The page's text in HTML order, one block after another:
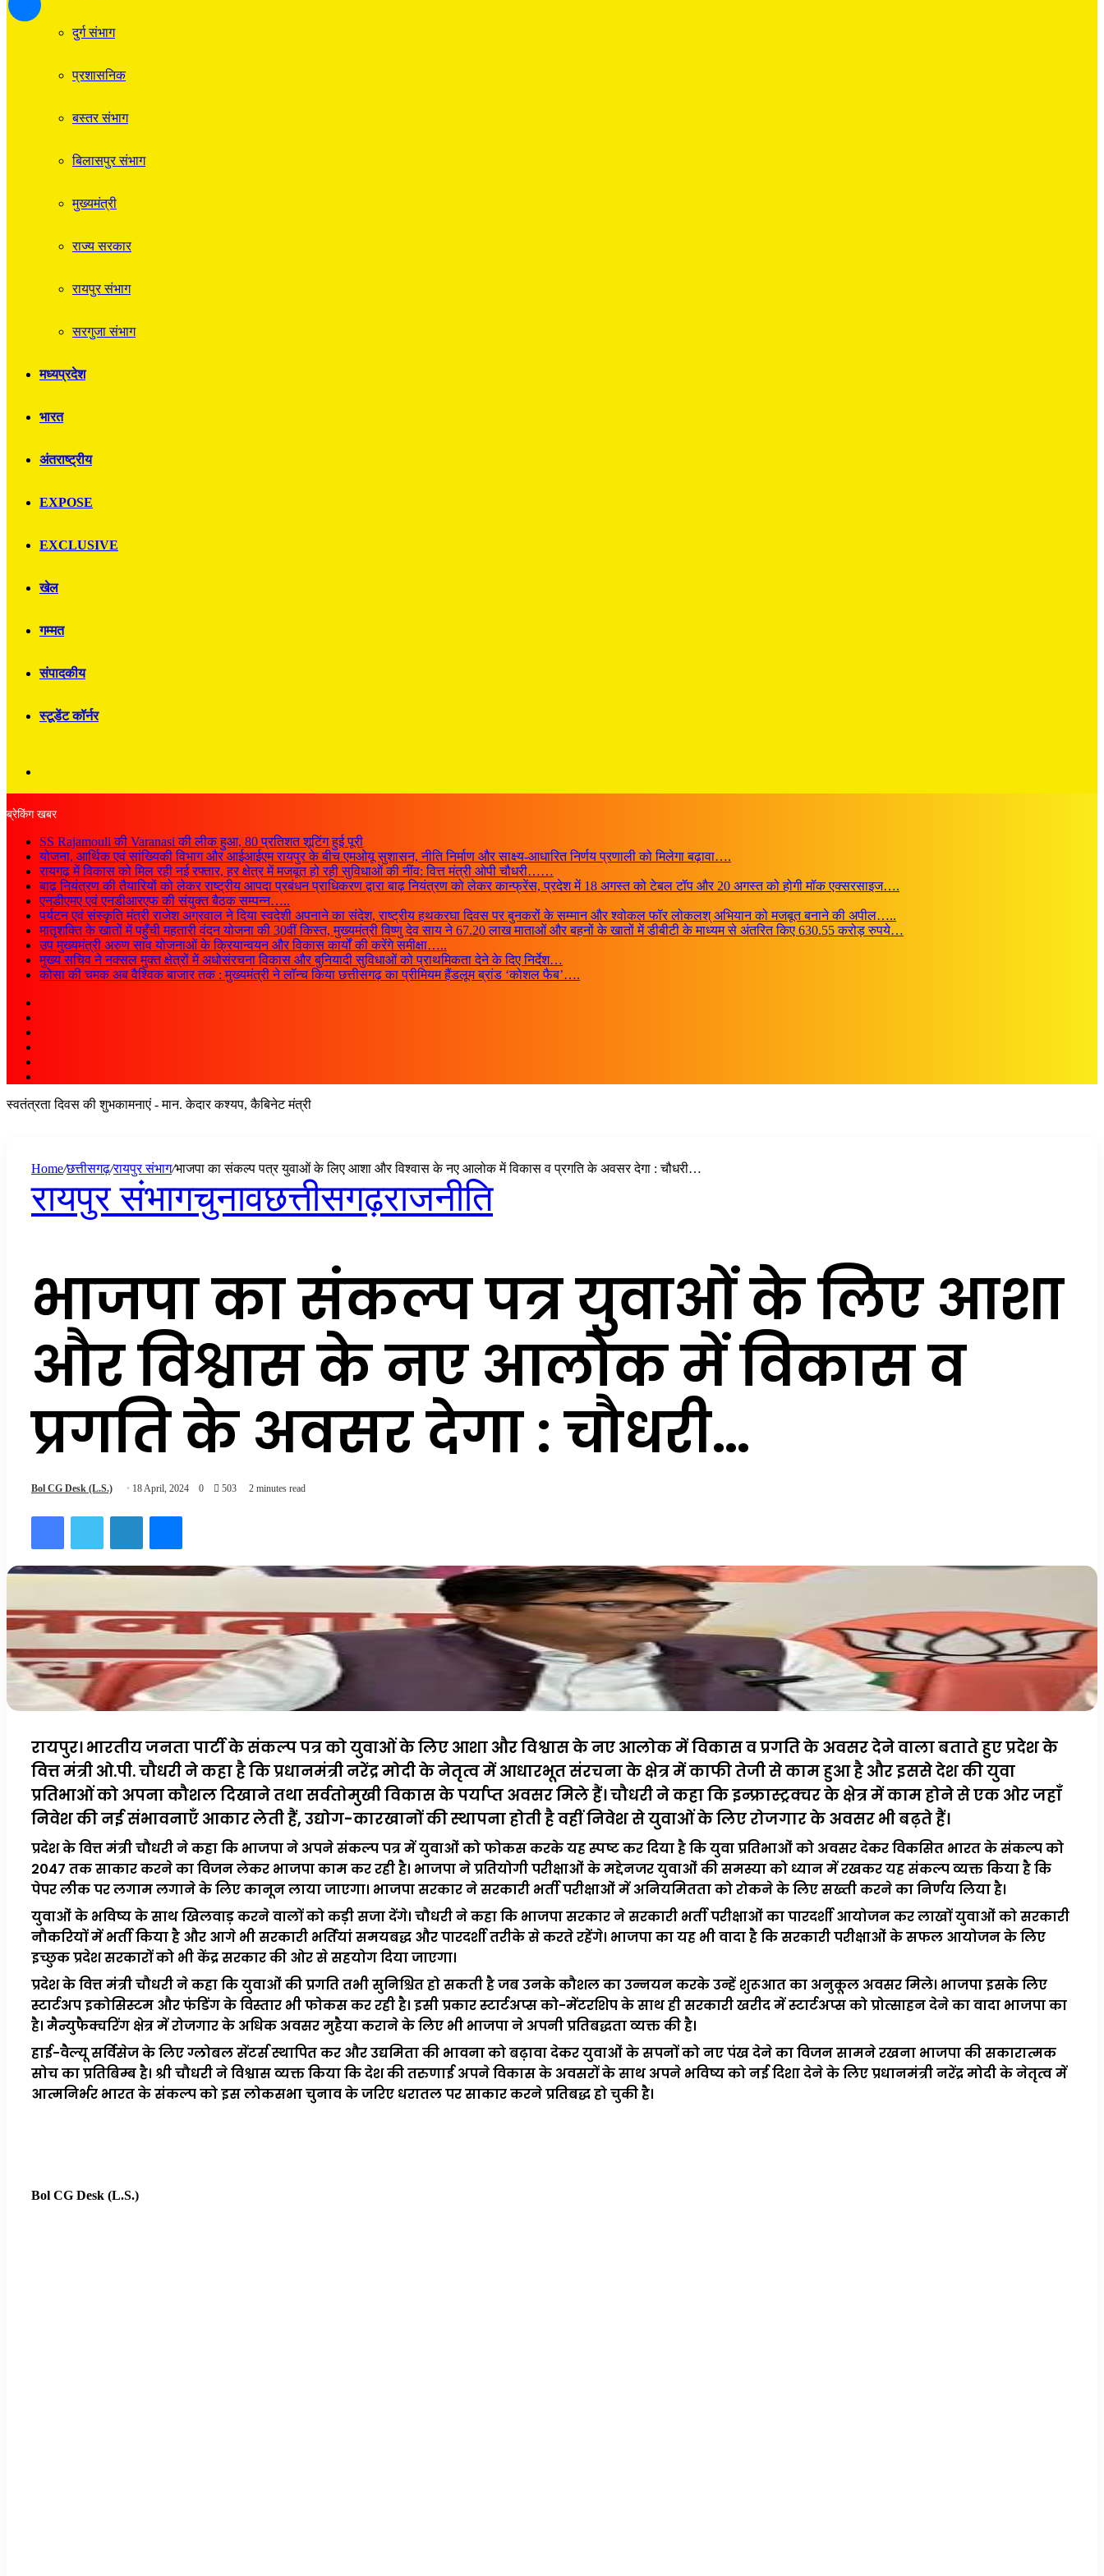
दुर्ग संभाग
प्रशासनिक
बस्तर संभाग
बिलासपुर संभाग
मुख्यमंत्री
राज्य सरकार
रायपुर संभाग
सरगुजा संभाग
मध्यप्रदेश
भारत
अंतराष्ट्रीय
EXPOSE
EXCLUSIVE
खेल
गम्मत
संपादकीय
स्टूडेंट कॉर्नर
for
ब्रेकिंग खबर
SS Rajamouli की Varanasi की लीक हुआ, 80 प्रतिशत शूटिंग हुई पूरी
योजना, आर्थिक एवं सांख्यिकी विभाग और आईआईएम रायपुर के बीच एमओयू सुशासन, नीति निर्माण और साक्ष्य-आधारित निर्णय प्रणाली को मिलेगा बढ़ावा….
रायगढ़ में विकास को मिल रही नई रफ्तार, हर क्षेत्र में मजबूत हो रही सुविधाओं की नींव: वित्त मंत्री ओपी चौधरी……
बाढ़ नियंत्रण की तैयारियों को लेकर राष्ट्रीय आपदा प्रबंधन प्राधिकरण द्वारा बाढ़ नियंत्रण को लेकर कान्फ्रेंस, प्रदेश में 18 अगस्त को टेबल टॉप और 20 अगस्त को होगी मॉक एक्सरसाइज….
एनडीएमए एवं एनडीआरएफ की संयुक्त बैठक सम्पन्न…..
पर्यटन एवं संस्कृति मंत्री राजेश अग्रवाल ने दिया स्वदेशी अपनाने का संदेश, राष्ट्रीय हथकरघा दिवस पर बुनकरों के सम्मान और श्वोकल फॉर लोकलश् अभियान को मजबूत बनाने की अपील…..
मातृशक्ति के खातों में पहुँची महतारी वंदन योजना की 30वीं किस्त, मुख्यमंत्री विष्णु देव साय ने 67.20 लाख माताओं और बहनों के खातों में डीबीटी के माध्यम से अंतरित किए 630.55 करोड़ रुपये…
उप मुख्यमंत्री अरुण साव योजनाओं के क्रियान्वयन और विकास कार्यों की करेंगे समीक्षा…..
मुख्य सचिव ने नक्सल मुक्त क्षेत्रों में अधोसंरचना विकास और बुनियादी सुविधाओं को प्राथमिकता देने के दिए निर्देश…
कोसा की चमक अब वैश्विक बाजार तक : मुख्यमंत्री ने लॉन्च किया छत्तीसगढ़ का प्रीमियम हैंडलूम ब्रांड ‘कोशल फैब’….
स्वतंत्रता दिवस की शुभकामनाएं - मान. केदार कश्यप, कैबिनेट मंत्री
Home/छत्तीसगढ़/रायपुर संभाग/भाजपा का संकल्प पत्र युवाओं के लिए आशा और विश्वास के नए आलोक में विकास व प्रगति के अवसर देगा : चौधरी…
रायपुर संभागचुनावछत्तीसगढ़राजनीति
भाजपा का संकल्प पत्र युवाओं के लिए आशा
और विश्वास के नए आलोक में विकास व
प्रगति के अवसर देगा : चौधरी…
Bol CG Desk (L.S.) 18 April, 2024 0 503 2 minutes read
FacebookTwitterLinkedInMessenger
रायपुर। भारतीय जनता पार्टी के संकल्प पत्र को युवाओं के लिए आशा और विश्वास के नए आलोक में विकास व प्रगति के अवसर देने वाला बताते हुए प्रदेश के
वित्त मंत्री ओ.पी. चौधरी ने कहा है कि प्रधानमंत्री नरेंद्र मोदी के नेतृत्व में आधारभूत संरचना के क्षेत्र में काफी तेजी से काम हुआ है और इससे देश की युवा
प्रतिभाओं को अपना कौशल दिखाने तथा सर्वतोमुखी विकास के पर्याप्त अवसर मिले हैं। चौधरी ने कहा कि इन्फ्रास्ट्रक्चर के क्षेत्र में काम होने से एक ओर जहाँ
निवेश की नई संभावनाएँ आकार लेती हैं, उद्योग-कारखानों की स्थापना होती है वहीं निवेश से युवाओं के लिए रोजगार के अवसर भी बढ़ते हैं।
प्रदेश के वित्त मंत्री चौधरी ने कहा कि भाजपा ने अपने संकल्प पत्र में युवाओं को फोकस करके यह स्पष्ट कर दिया है कि युवा प्रतिभाओं को अवसर देकर विकसित भारत के संकल्प को
2047 तक साकार करने का विजन लेकर भाजपा काम कर रही है। भाजपा ने प्रतियोगी परीक्षाओं के मद्देनजर युवाओं की समस्या को ध्यान में रखकर यह संकल्प व्यक्त किया है कि
पेपर लीक पर लगाम लगाने के लिए कानून लाया जाएगा। भाजपा सरकार ने सरकारी भर्ती परीक्षाओं में अनियमितता को रोकने के लिए सख्ती करने का निर्णय लिया है।
युवाओं के भविष्य के साथ खिलवाड़ करने वालों को कड़ी सजा देंगे। चौधरी ने कहा कि भाजपा सरकार ने सरकारी भर्ती परीक्षाओं का पारदर्शी आयोजन कर लाखों युवाओं को सरकारी
नौकरियों में भर्ती किया है और आगे भी सरकारी भर्तियां समयबद्ध और पारदर्शी तरीके से करते रहेंगे। भाजपा का यह भी वादा है कि सरकारी परीक्षाओं के सफल आयोजन के लिए
इच्छुक प्रदेश सरकारों को भी केंद्र सरकार की ओर से सहयोग दिया जाएगा।
प्रदेश के वित्त मंत्री चौधरी ने कहा कि युवाओं की प्रगति तभी सुनिश्चित हो सकती है जब उनके कौशल का उन्नयन करके उन्हें शुरूआत का अनुकूल अवसर मिले। भाजपा इसके लिए
स्टार्टअप इकोसिस्टम और फंडिंग के विस्तार भी फोकस कर रही है। इसी प्रकार स्टार्टअप्स को-मेंटरशिप के साथ ही सरकारी खरीद में स्टार्टअप्स को प्रोत्साहन देने का वादा भाजपा का
है। मैन्युफैक्चरिंग क्षेत्र में रोजगार के अधिक अवसर मुहैया कराने के लिए भी भाजपा ने अपनी प्रतिबद्धता व्यक्त की है।
हाई-वैल्यू सर्विसेज के लिए ग्लोबल सेंटर्स स्थापित कर और उद्यमिता की भावना को बढ़ावा देकर युवाओं के सपनों को नए पंख देने का विजन सामने रखना भाजपा की सकारात्मक
सोच का प्रतिबिम्ब है। श्री चौधरी ने विश्वास व्यक्त किया कि देश की तरुणाई अपने विकास के अवसरों के साथ अपने भविष्य को नई दिशा देने के लिए प्रधानमंत्री नरेंद्र मोदी के नेतृत्व में
आत्मनिर्भर भारत के संकल्प को इस लोकसभा चुनाव के जरिए धरातल पर साकार करने प्रतिबद्ध हो चुकी है।
Bol CG Desk (L.S.)